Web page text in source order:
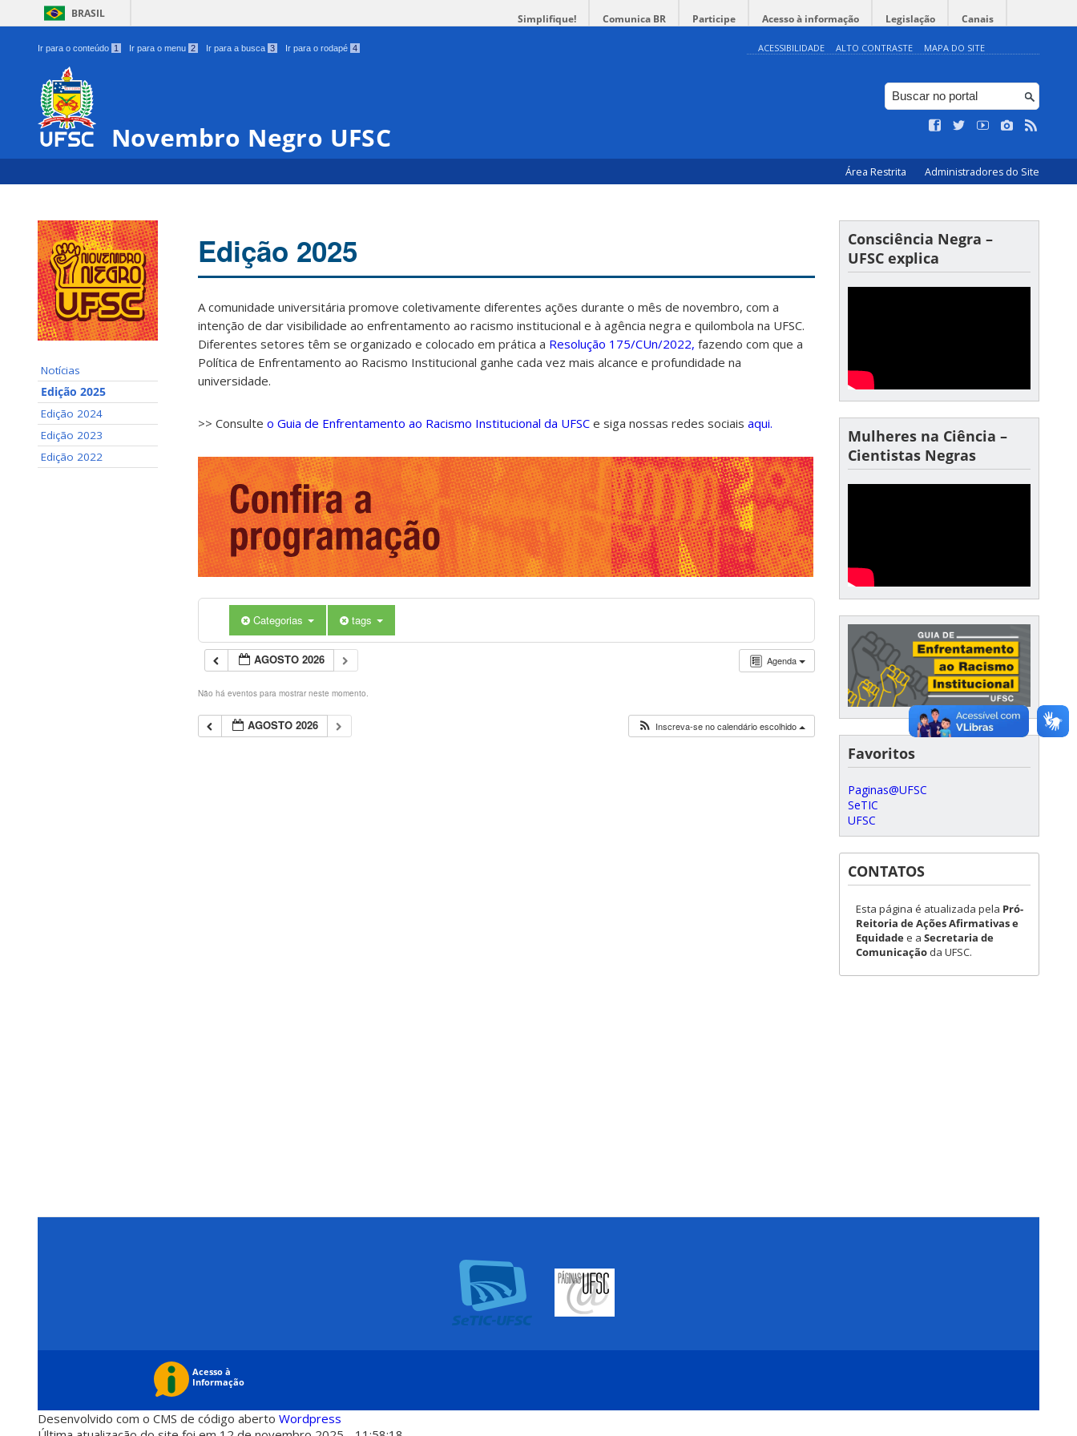
BRASIL Simplifique! Comunica BR Participe Acesso à informação Legislação Canais
Ir para o conteúdo 1 Ir para o menu 2 Ir para a busca 3 Ir para o rodapé 4 ACESSIBILIDADE ALTO CONTRASTE MAPA DO SITE
Novembro Negro UFSC
Área Restrita Administradores do Site
Notícias
Edição 2025
Edição 2024
Edição 2023
Edição 2022
Edição 2025
A comunidade universitária promove coletivamente diferentes ações durante o mês de novembro, com a
intenção de dar visibilidade ao enfrentamento ao racismo institucional e à agência negra e quilombola na UFSC.
Diferentes setores têm se organizado e colocado em prática a Resolução 175/CUn/2022, fazendo com que a
Política de Enfrentamento ao Racismo Institucional ganhe cada vez mais alcance e profundidade na
universidade.
>> Consulte o Guia de Enfrentamento ao Racismo Institucional da UFSC e siga nossas redes sociais aqui.
Categorias tags
Agenda
AGOSTO 2026
Não há eventos para mostrar neste momento.
AGOSTO 2026 Inscreva-se no calendário escolhido
Consciência Negra –
UFSC explica
Mulheres na Ciência –
Cientistas Negras
Favoritos
Paginas@UFSC
SeTIC
UFSC
CONTATOS
Esta página é atualizada pela Pró-
Reitoria de Ações Afirmativas e
Equidadee a Secretaria de
Comunicação da UFSC.
Desenvolvido com o CMS de código aberto Wordpress